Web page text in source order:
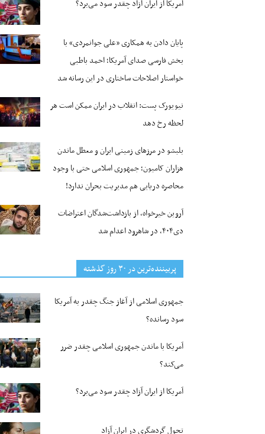
آمریکا از ایران آزاد چقدر سود می‌برد؟
پایان دادن به همکاری «علی جوانمردی» با
بخش فارسی صدای آمریکا؛ احمد باطبی
خواستار اصلاحات ساختاری در این رسانه شد
نیویورک پست: انقلاب در ایران ممکن است هر
لحظه رخ دهد
بلبشو در مرزهای زمینی ایران و معطل ماندن
هزاران کامیون؛ جمهوری اسلامی حتی با وجود
محاصره دریایی هم مدیریت بحران ندارد!
آروین خیرخواه، از بازداشت‌شدگان اعتراضات
دی۴۰۴، در شاهرود اعدام شد
پربیننده‌ترین‌ در ۳۰ روز گذشته
جمهوری اسلامی از آغاز جنگ چقدر به آمریکا
سود رسانده؟
آمریکا با ماندن جمهوری اسلامی چقدر ضرر
می‌کند؟
آمریکا از ایران آزاد چقدر سود می‌برد؟
تحول گردشگری در ایران آزاد